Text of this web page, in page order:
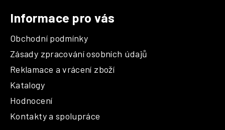
Informace pro vás
Obchodní podmínky
Zásady zpracování osobních údajů
Reklamace a vrácení zboží
Katalogy
Hodnocení
Kontakty a spolupráce